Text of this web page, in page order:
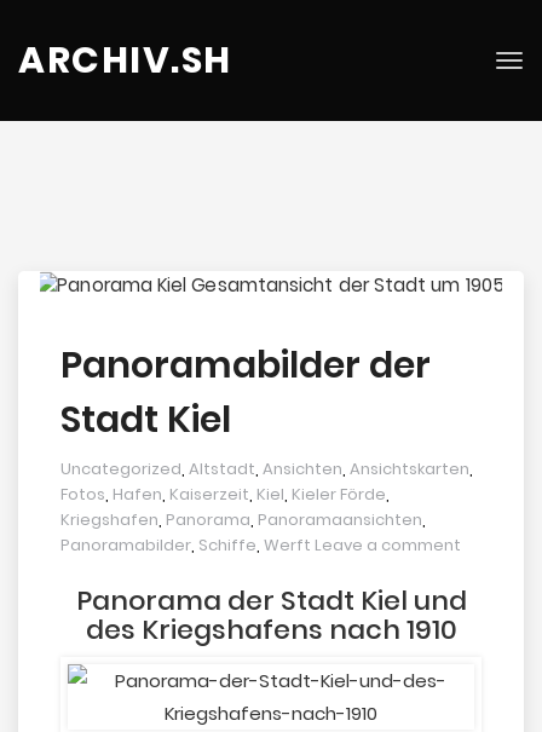
ARCHIV.SH
Panoramabilder der
Stadt Kiel
Uncategorized, Altstadt, Ansichten, Ansichtskarten,
Fotos, Hafen, Kaiserzeit, Kiel, Kieler Förde,
Kriegshafen, Panorama, Panoramaansichten,
Panoramabilder, Schiffe, Werft Leave a comment
Panorama der Stadt Kiel und
des Kriegshafens nach 1910